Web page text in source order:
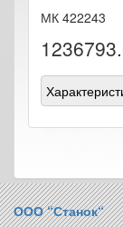
МК 422243
ООО “Станок“